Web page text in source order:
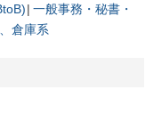
一般事務・秘書・
倉庫系